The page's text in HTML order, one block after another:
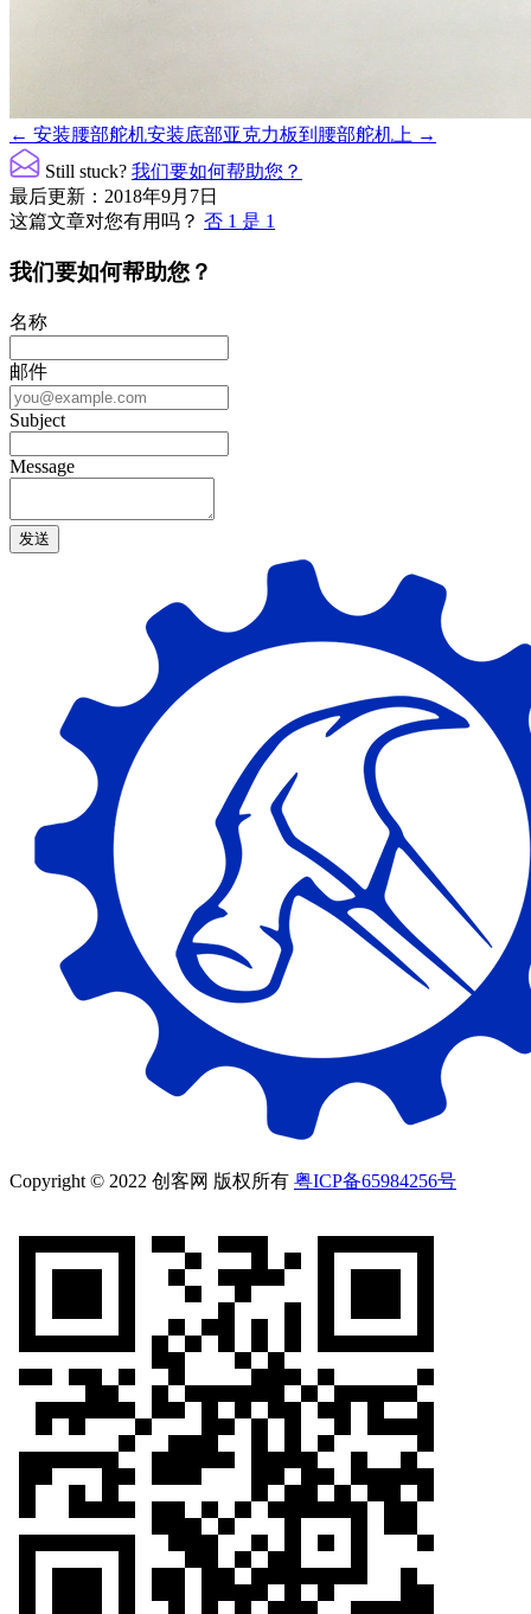
文
档
导
航
← 安装腰部舵机安装底部亚克力板到腰部舵机上 →
Still stuck? 我们要如何帮助您？
最后更新：2018年9月7日
这篇文章对您有用吗？ 否 1 是 1
我们要如何帮助您？
名称
邮件
Subject
Message
Copyright © 2022 创客网 版权所有 粤ICP备65984256号